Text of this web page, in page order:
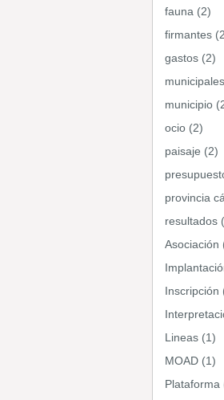
fauna (2)
firmantes
gastos (2)
municipio
ocio (2)
paisaje (2)
provincia
resultados
Asociación
Inscripción
Lineas (1)
MOAD (1)
Plataforma